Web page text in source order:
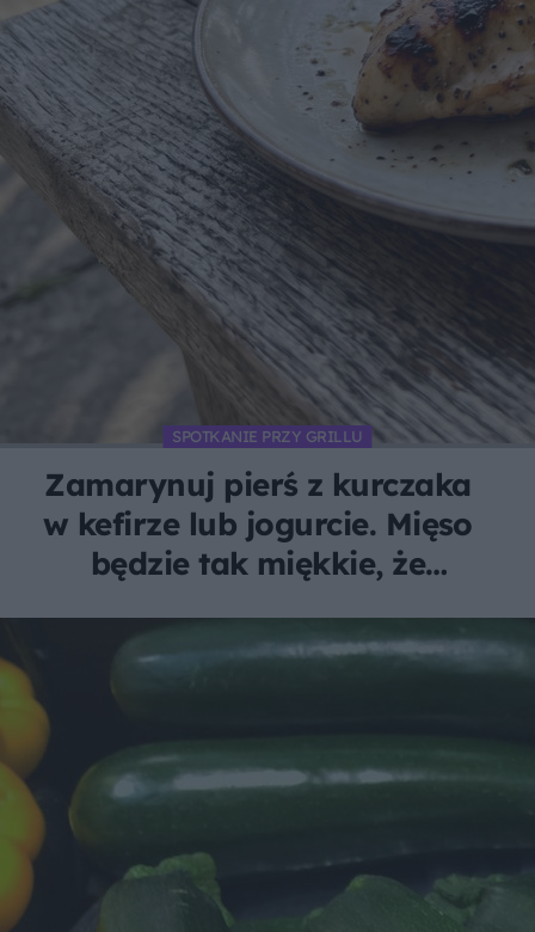
SPOTKANIE PRZY GRILLU
Zamarynuj pierś z kurczaka
w kefirze lub jogurcie. Mięso
będzie tak miękkie, że